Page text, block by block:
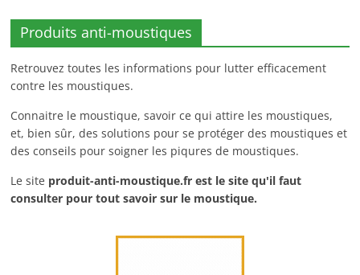
Produits anti-moustiques
Retrouvez toutes les informations pour lutter efficacement
contre les moustiques.
Connaitre le moustique, savoir ce qui attire les moustiques,
et, bien sûr, des solutions pour se protéger des moustiques et
des conseils pour soigner les piqures de moustiques.
Le site produit-anti-moustique.fr est le site qu'il faut
consulter pour tout savoir sur le moustique.